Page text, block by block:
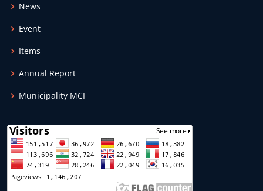
News
Event
Items
Annual Report
Municipality MCI